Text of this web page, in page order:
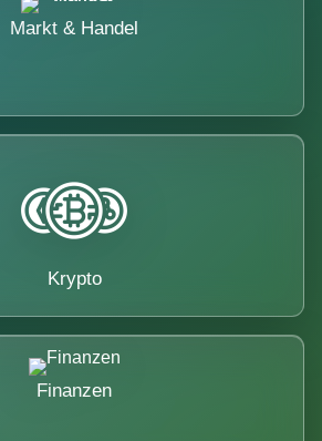
Markt & Handel
Krypto
Finanzen